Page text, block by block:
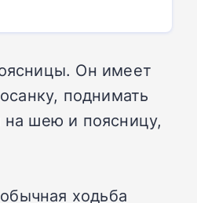
Он имеет
поднимать
на шею и поясницу,
ходьба